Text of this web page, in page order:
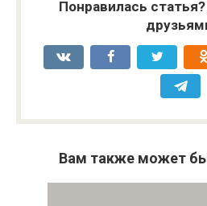
Понравилась
Вам также может